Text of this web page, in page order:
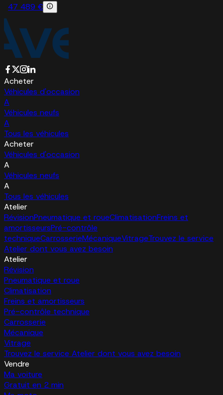
47 489 €
Acheter
Véhicules d'occasion
A
Véhicules neufs
A
Tous les véhicules
Acheter
Véhicules d'occasion
A
Véhicules neufs
A
Tous les véhicules
Atelier
RévisionPneumatique et roueClimatisationFreins et
amortisseursPré-contrôle
techniqueCarrosserieMécaniqueVitrageTrouvez le service
Atelier dont vous avez besoin
Atelier
Révision
Pneumatique et roue
Climatisation
Freins et amortisseurs
Pré-contrôle technique
Carrosserie
Mécanique
Vitrage
Trouvez le service Atelier dont vous avez besoin
Vendre
Ma voiture
Gratuit en 2 min